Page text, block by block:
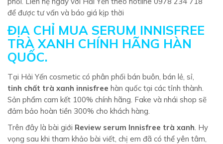
để được tư vấn và báo giá kịp thời
ĐỊA CHỈ MUA SERUM INNISFREE
TRÀ XANH CHÍNH HÃNG HÀN
QUỐC.
Tại Hải Yến cosmetic có phân phối bán buôn, bán lẻ, sỉ,
tinh chất trà xanh innisfree hàn quốc tại các tỉnh thành.
Sản phẩm cam kết 100% chính hãng. Fake và nhái shop sẽ
đảm bảo hoàn tiền 300% cho khách hàng.
Trên đây là bài giới Review serum Innisfree trà xanh Hy
vọng sau khi tham khảo bài viết, chị em đã có thể yên tâm,